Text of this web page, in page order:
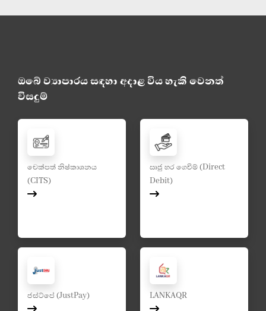
ඔබේ ව්‍යාපාරය සඳහා අදාළ විය හැකි වෙනත්
විසදුම්
චෙක්පත් නිෂ්කාශනය
(CITS)
ඍජු හර ගෙවීම් (Direct
Debit)
ජස්ට්පේ (JustPay) LANKAQR